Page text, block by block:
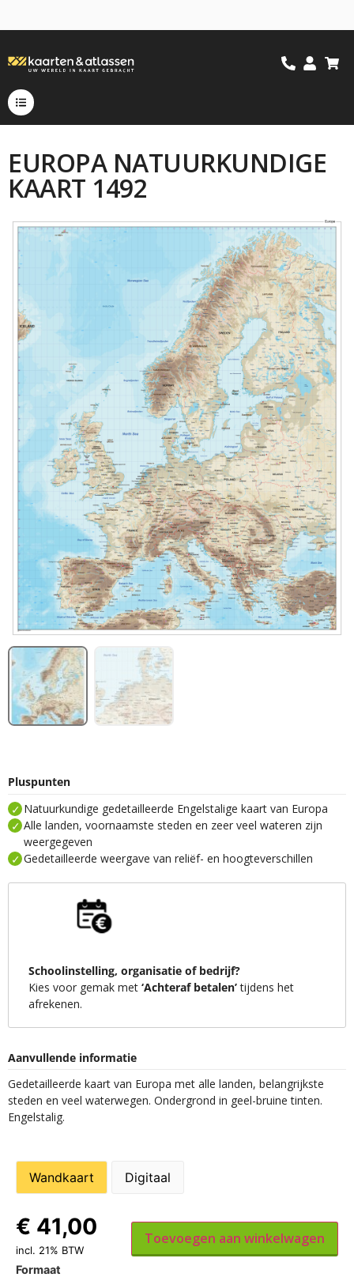
EUROPA NATUURKUNDIGE
KAART 1492
Pluspunten
Natuurkundige gedetailleerde Engelstalige kaart van Europa
Alle landen, voornaamste steden en zeer veel wateren zijn
weergegeven
Gedetailleerde weergave van reliëf- en hoogteverschillen
Schoolinstelling, organisatie of bedrijf?
Kies voor gemak met ‘Achteraf betalen’tijdens het
afrekenen.
Aanvullende informatie
Gedetailleerde kaart van Europa met alle landen, belangrijkste
steden en veel waterwegen. Ondergrond in geel-bruine tinten.
Engelstalig.
Wandkaart Digitaal
Formaat
€ 41,00
incl. 21% BTW
Toevoegen aan winkelwagen